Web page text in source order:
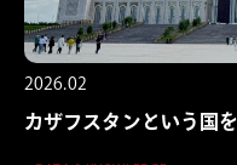
2026.02
カザフスタンという国